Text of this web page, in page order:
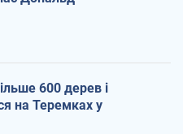
600 дерев і
на Теремках у